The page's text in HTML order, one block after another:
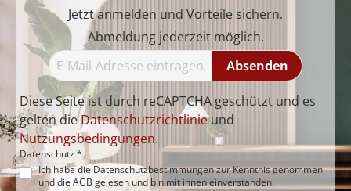
Jetzt anmelden und Vorteile sichern.
Abmeldung jederzeit möglich.
Absenden
Diese Seite ist durch reCAPTCHA geschützt und es
gelten dieDatenschutzrichtlinieund
Nutzungsbedingungen.
Datenschutz *
Ich habe die Datenschutzbestimmungenzur Kenntnis genommen
und die AGB gelesen und bin mit ihnen einverstanden.